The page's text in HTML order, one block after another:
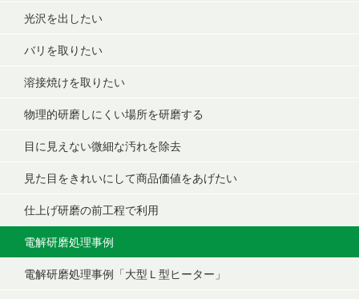
光沢を出したい
バリを取りたい
溶接焼けを取りたい
物理的研磨しにくい場所を研磨する
目に見えない微細な汚れを除去
見た目をきれいにして商品価値をあげたい
仕上げ研磨の前工程で利用
電解研磨処理事例
電解研磨処理事例「大型Ｌ型ヒーター」